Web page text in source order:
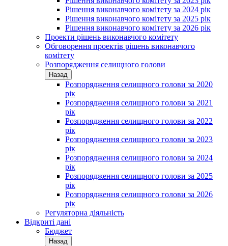
Рішення виконавчого комітету за 2024 рік
Рішення виконавчого комітету за 2025 рік
Рішення виконавчого комітету за 2026 рік
Проекти рішень виконавчого комітету
Обговорення проектів рішень виконавчого
комітету
Розпорядження селищного голови
Назад
Розпорядження селищного голови за 2020
рік
Розпорядження селищного голови за 2021
рік
Розпорядження селищного голови за 2022
рік
Розпорядження селищного голови за 2023
рік
Розпорядження селищного голови за 2024
рік
Розпорядження селищного голови за 2025
рік
Розпорядження селищного голови за 2026
рік
Регуляторна діяльність
Відкриті дані
Бюджет
Назад